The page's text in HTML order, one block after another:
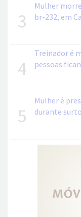
3
Mulher
br-232, em
4
Treinador é
pessoas
5
Mulher é
durante